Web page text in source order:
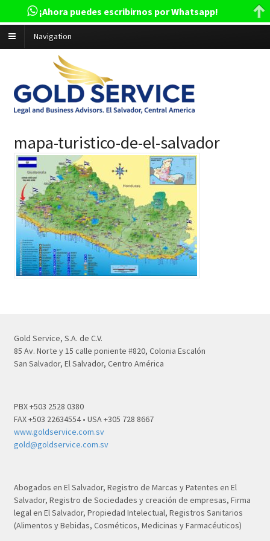
Navigation
mapa-turistico-de-el-salvador
Gold Service, S.A. de C.V.
85 Av. Norte y 15 calle poniente #820, Colonia Escalón
San Salvador, El Salvador, Centro América
PBX +503 2528 0380
FAX +503 22634554 • USA +305 728 8667
www.goldservice.com.sv
gold@goldservice.com.sv
Abogados en El Salvador, Registro de Marcas y Patentes en El
Salvador, Registro de Sociedades y creación de empresas, Firma
legal en El Salvador, Propiedad Intelectual, Registros Sanitarios
(Alimentos y Bebidas, Cosméticos, Medicinas y Farmacéuticos)
¡Ahora puedes escribirnos por Whatsapp!